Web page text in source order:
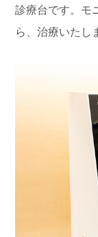
診療台です。モ
ら、治療いたし